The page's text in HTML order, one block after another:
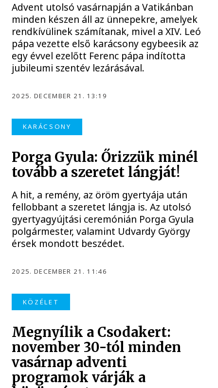
Advent utolsó vasárnapján a Vatikánban
minden készen áll az ünnepekre, amelyek
rendkívülinek számítanak, mivel a XIV. Leó
pápa vezette első karácsony egybeesik az
egy évvel ezelőtt Ferenc pápa indította
jubileumi szentév lezárásával.
2025. DECEMBER 21. 13:19
KARÁCSONY
Porga Gyula: Őrizzük minél
tovább a szeretet lángját!
A hit, a remény, az öröm gyertyája után
fellobbant a szeretet lángja is. Az utolsó
gyertyagyújtási ceremónián Porga Gyula
polgármester, valamint Udvardy György
érsek mondott beszédet.
2025. DECEMBER 21. 11:46
KÖZÉLET
Megnyílik a Csodakert:
november 30-tól minden
vasárnap adventi
programok várják a